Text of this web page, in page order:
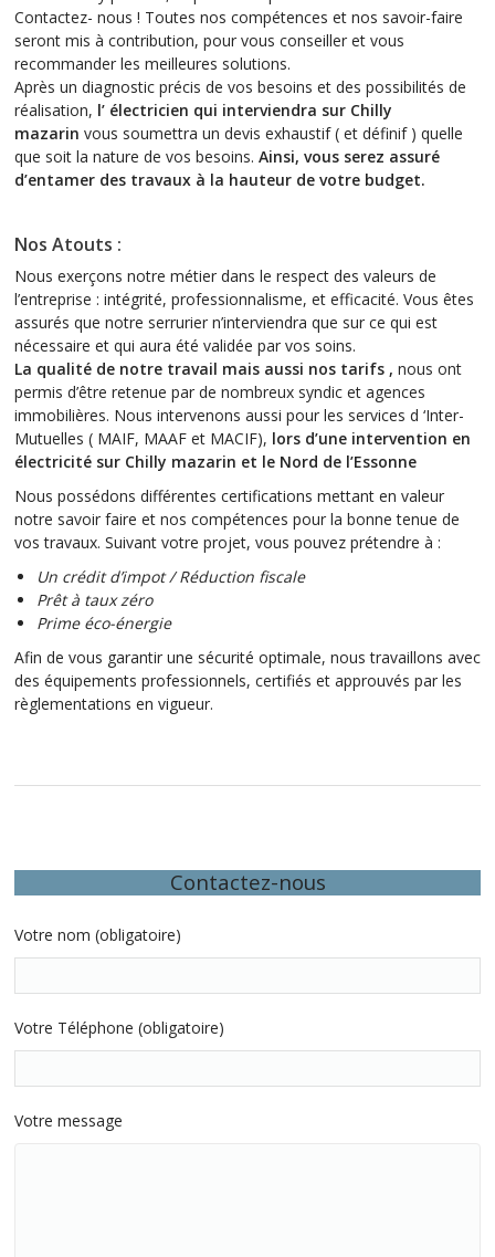
Contactez- nous ! Toutes nos compétences et nos savoir-faire
seront mis à contribution, pour vous conseiller et vous
recommander les meilleures solutions.
Après un diagnostic précis de vos besoins et des possibilités de
réalisation, l’ électricien qui interviendra sur Chilly
mazarin vous soumettra un devis exhaustif ( et définif ) quelle
que soit la nature de vos besoins. Ainsi, vous serez assuré
d’entamer des travaux à la hauteur de votre budget.
Nos Atouts :
Nous exerçons notre métier dans le respect des valeurs de
l’entreprise : intégrité, professionnalisme, et efficacité. Vous êtes
assurés que notre serrurier n’interviendra que sur ce qui est
nécessaire et qui aura été validée par vos soins.
La qualité de notre travail mais aussi nos tarifs , nous ont
permis d’être retenue par de nombreux syndic et agences
immobilières. Nous intervenons aussi pour les services d ‘Inter-
Mutuelles ( MAIF, MAAF et MACIF), lors d’une intervention en
électricité sur Chilly mazarin et le Nord de l’Essonne
Nous possédons différentes certifications mettant en valeur
notre savoir faire et nos compétences pour la bonne tenue de
vos travaux. Suivant votre projet, vous pouvez prétendre à :
Un crédit d’impot / Réduction fiscale
Prêt à taux zéro
Prime éco-énergie
Afin de vous garantir une sécurité optimale, nous travaillons avec
des équipements professionnels, certifiés et approuvés par les
règlementations en vigueur.
Contactez-nous
Votre nom (obligatoire)
Votre Téléphone (obligatoire)
Votre message